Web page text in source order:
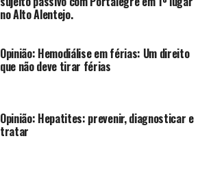
no Alto Alentejo.
Opinião: Hemodiálise em férias: Um direito
que não deve tirar férias
Opinião: Hepatites: prevenir, diagnosticar e
tratar